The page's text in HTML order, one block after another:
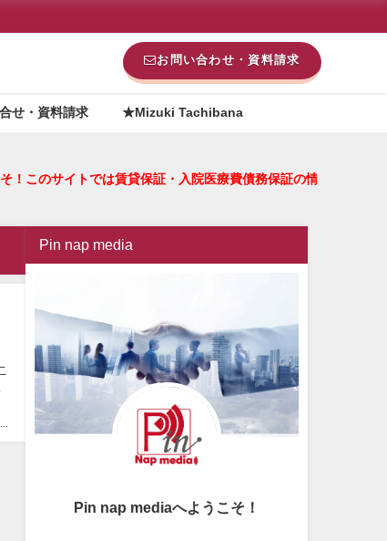
お問い合わせ・資料請求
せ・資料請求 ★Mizuki Tachibana
サイトでは賃貸保証・入院医療費債務保証の情報に関
Pin nap media
Pin nap mediaへようこそ！